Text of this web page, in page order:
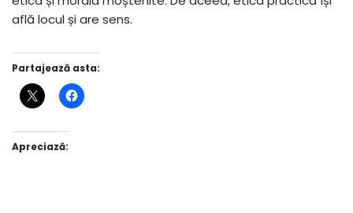
află locul și are sens.
Partajează asta:
Apreciază: